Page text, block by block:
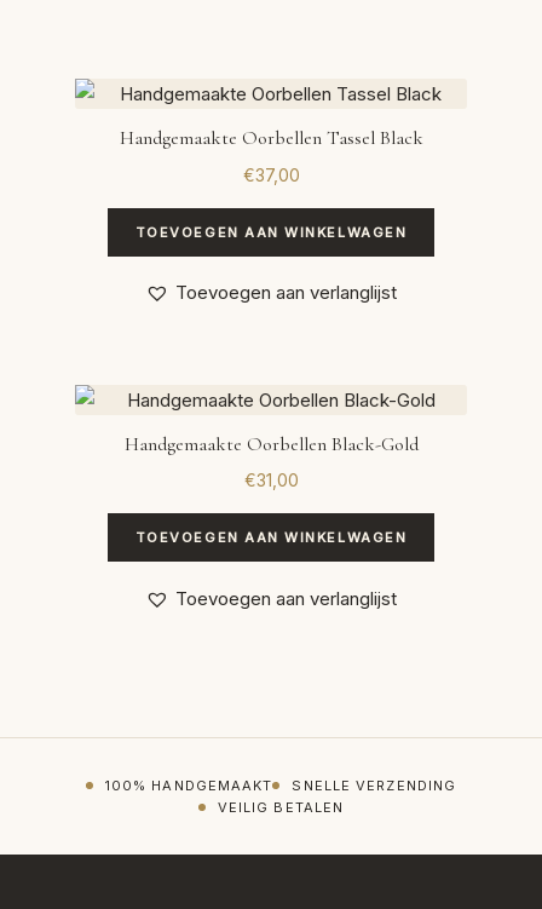
Handgemaakte Oorbellen Tassel Black
€37,00
TOEVOEGEN AAN WINKELWAGEN
Toevoegen aan verlanglijst
Handgemaakte Oorbellen Black-Gold
€31,00
TOEVOEGEN AAN WINKELWAGEN
Toevoegen aan verlanglijst
100% HANDGEMAAKT
SNELLE VERZENDING
VEILIG BETALEN